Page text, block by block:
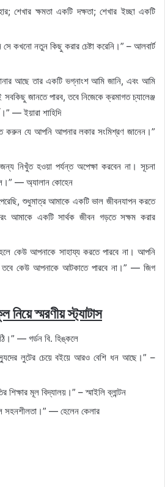
শেখার ক্ষমতা একটি দক্ষতা; শেখার ইচ্ছা একটি
কখনো নতুন কিছু করার চেষ্টা করেনি।” – আলবার্ট
আছে তার একটি ভগ্নাংশ আমি জানি, এবং আমি
জানতে পারব, তবে নিজেকে ক্রমাগত চ্যালেঞ্জ
— ইয়ারা শাহিদি
করুন যে আপনি আপনার লকার সংমিশ্রণ জানেন।”
নিখুঁত হওয়া পর্যন্ত অপেক্ষা করবেন না। সূচনা
— অ্যালান কোহেন
শুধুমাত্র আমাকে একটি ভাল জীবনযাপন করতে
আমাকে একটি সার্থক জীবন গড়তে সক্ষম করার
কেউ আপনাকে সাহায্য করতে পারবে না। আপনি
তবে কেউ আপনাকে আটকাতে পারবে না।” — জিগ
নিয়ে স্মরণীয় স্ট্যাটাস
— গর্ডন বি. হিঙ্কলে
লুটের চেয়ে বইয়ে আরও বেশি ধন আছে।” –
মূল বিদ্যালয়।” – স্মাইলি ব্লান্টন
সহনশীলতা।” — হেলেন কেলার